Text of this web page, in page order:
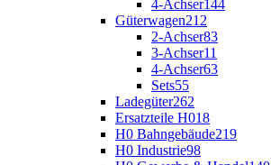
4-Achser144
Güterwagen212
2-Achser83
3-Achser11
4-Achser63
Sets55
Ladegüter262
Ersatzteile H018
H0 Bahngebäude219
H0 Industrie98